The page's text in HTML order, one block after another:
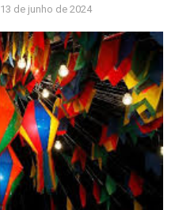
13 de junho de 2024